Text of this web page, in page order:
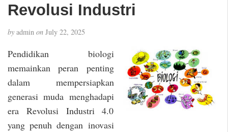
Revolusi Industri
by admin on July 22, 2025
Pendidikan biologi
memainkan peran penting
dalam mempersiapkan
generasi muda menghadapi
era Revolusi Industri 4.0
yang penuh dengan inovasi